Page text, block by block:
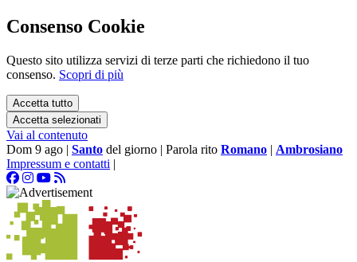
Consenso Cookie
Questo sito utilizza servizi di terze parti che richiedono il tuo
consenso. Scopri di più
Accetta tutto
Accetta selezionati
Vai al contenuto
Dom 9 ago | Santo del giorno | Parola rito Romano | Ambrosiano
Impressum e contatti |